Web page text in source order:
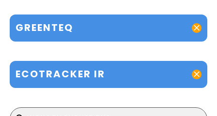
GREENTEQ
ECOTRACKER IR